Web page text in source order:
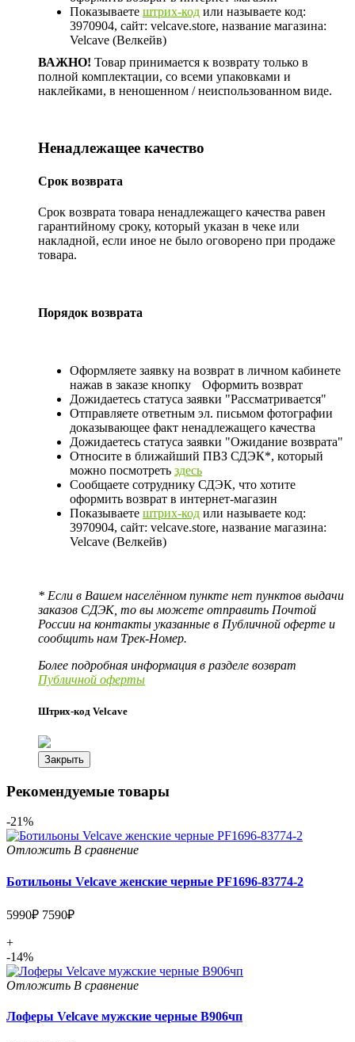
Показываете штрих-код или называете код:
3970904, сайт: velcave.store, название магазина:
Velcave (Велкейв)
ВАЖНО! Товар принимается к возврату только в
полной комплектации, со всеми упаковками и
наклейками, в неношенном / неиспользованном виде.
Ненадлежащее качество
Срок возврата
Срок возврата товара ненадлежащего качества равен
гарантийному сроку, который указан в чеке или
накладной, если иное не было оговорено при продаже
товара.
Порядок возврата
Оформляете заявку на возврат в личном кабинете
нажав в заказе кнопку
Оформить возврат
Дожидаетесь статуса заявки "Рассматривается"
Отправляете ответным эл. письмом фотографии
доказывающее факт ненадлежащего качества
Дожидаетесь статуса заявки "Ожидание возврата"
Относите в ближайший ПВЗ СДЭК*, который
можно посмотреть здесь
Сообщаете сотруднику СДЭК, что хотите
оформить возврат в интернет-магазин
Показываете штрих-код или называете код:
3970904, сайт: velcave.store, название магазина:
Velcave (Велкейв)
* Если в Вашем населённом пункте нет пунктов выдачи
заказов СДЭК, то вы можете отправить Почтой
России на контакты указанные в Публичной оферте и
сообщить нам Трек-Номер.
Более подробная информация в разделе возврат
Публичной оферты
Штрих-код Velcave
Закрыть
Рекомендуемые товары
-21%
Отложить В сравнение
Ботильоны Velcave женские черные PF1696-83774-2
5990₽ 7590₽
+
-14%
Отложить В сравнение
Лоферы Velcave мужские черные В906чп